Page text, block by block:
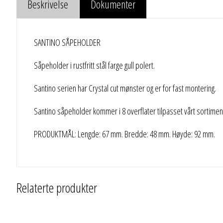
Beskrivelse Dokumenter
SANTINO SÅPEHOLDER
Såpeholder i rustfritt stål farge gull polert.
Santino serien har Crystal cut mønster og er for fast montering.
Santino såpeholder kommer i 8 overflater tilpasset vårt
PRODUKTMÅL: Lengde: 67 mm. Bredde: 48 mm. Høyde: 92 mm.
Relaterte produkter